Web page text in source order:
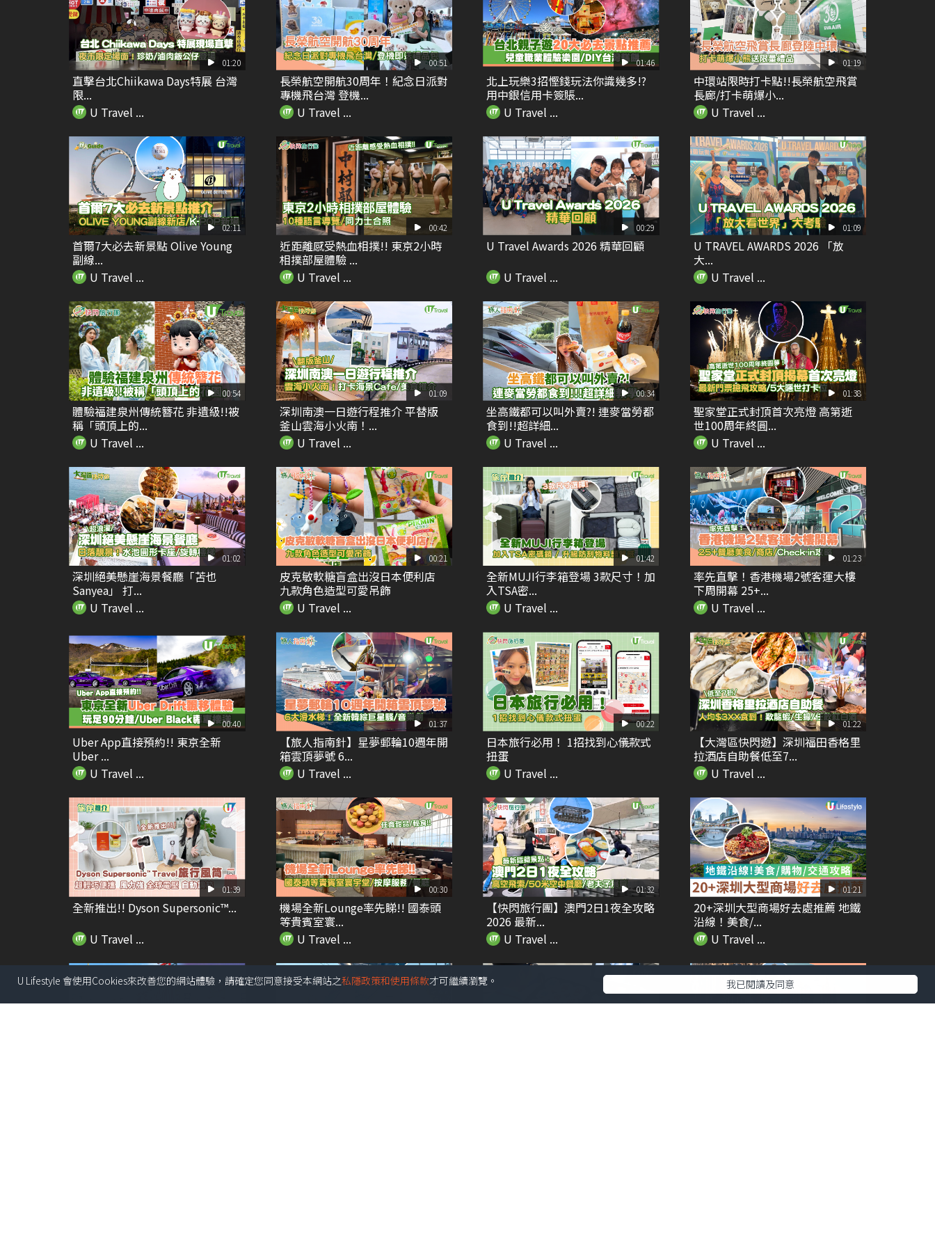
01:20
直擊台北Chiikawa Days特展 台灣
限...
U Travel ...
00:51
長榮航空開航30周年！紀念日派對
專機飛台灣 登機...
U Travel ...
01:46
北上玩樂3招慳錢玩法你識幾多!?
用中銀信用卡簽賬...
U Travel ...
01:19
中環站限時打卡點!!長榮航空飛賞
長廊/打卡萌爆小...
U Travel ...
02:11
首爾7大必去新景點 Olive Young
副線...
U Travel ...
00:42
近距離感受熱血相撲!! 東京2小時
相撲部屋體驗 ...
U Travel ...
00:29
U Travel Awards 2026 精華回顧
U Travel ...
01:09
U TRAVEL AWARDS 2026 「放
大...
U Travel ...
00:54
體驗福建泉州傳統簪花 非遺級!!被
稱「頭頂上的...
U Travel ...
01:09
深圳南澳一日遊行程推介 平替版
釜山雲海小火南！...
U Travel ...
00:34
坐高鐵都可以叫外賣?! 連麥當勞都
食到!!超詳細...
U Travel ...
01:38
聖家堂正式封頂首次亮燈 高第逝
世100周年終圓...
U Travel ...
01:02
深圳絕美懸崖海景餐廳「苫也
Sanyea」 打...
U Travel ...
00:21
皮克敏軟糖盲盒出沒日本便利店
九款角色造型可愛吊飾
U Travel ...
01:42
全新MUJI行李箱登場 3款尺寸！加
入TSA密...
U Travel ...
01:23
率先直擊！香港機場2號客運大樓
下周開幕 25+...
U Travel ...
00:40
Uber App直接預約!! 東京全新
Uber ...
U Travel ...
01:37
【旅人指南針】星夢郵輪10週年開
箱雲頂夢號 6...
U Travel ...
00:22
日本旅行必用！ 1招找到心儀款式
扭蛋
U Travel ...
01:22
【大灣區快閃遊】深圳福田香格里
拉酒店自助餐低至7...
U Travel ...
01:39
全新推出!! Dyson Supersonic™...
U Travel ...
00:30
機場全新Lounge率先睇!! 國泰頭
等貴賓室寰...
U Travel ...
01:32
【快閃旅行團】澳門2日1夜全攻略
2026 最新...
U Travel ...
01:21
20+深圳大型商場好去處推薦 地鐵
沿線！美食/...
U Travel ...
U Lifestyle 會使用Cookies來改善您的網站體驗，請確定您同意接受本網站之私隱政策和使用條款才可繼續瀏覽。 我已閱讀及同意